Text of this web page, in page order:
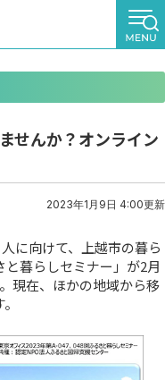
せんか？オンライン
2023年1月9日 4:00更新
に向けて、上越市の暮ら
暮らしセミナー」が2月
現在、ほかの地域から移